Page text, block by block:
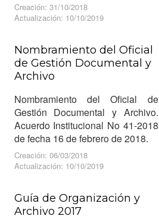
Creación: 31/10/2018
Actualización: 10/10/2019
Nombramiento del Oficial
de Gestión Documental y
Archivo
Nombramiento del Oficial de
Gestión Documental y Archivo.
Acuerdo Institucional No 41-2018
de fecha 16 de febrero de 2018.
Creación: 06/03/2018
Actualización: 10/10/2019
Guía de Organización y
Archivo 2017